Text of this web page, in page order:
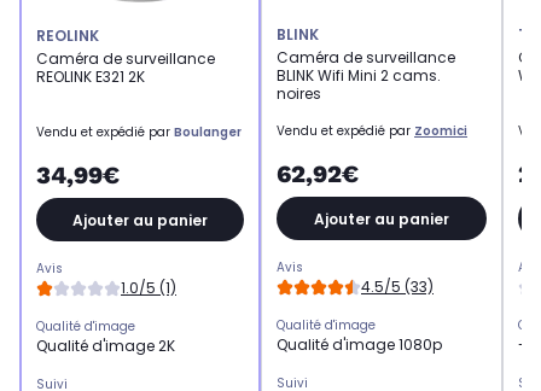
REOLINK
Caméra de surveillance
REOLINK E321 2K
Vendu et expédié par Boulanger
34,99€
Ajouter au panier
Avis
1.0/5 (1)
Qualité d'image
Qualité d'image 2K
Suivi
BLINK
Caméra de surveillance
BLINK Wifi Mini 2 cams.
noires
Vendu et expédié par Zoomici
62,92€
Ajouter au panier
Avis
4.5/5 (33)
Qualité d'image
Qualité d'image 1080p
Suivi
-